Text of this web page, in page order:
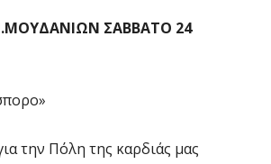
ΣΑΒΒΑΤΟ 24
την Πόλη της καρδιάς μας